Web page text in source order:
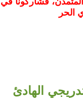
الحر
الهادئ